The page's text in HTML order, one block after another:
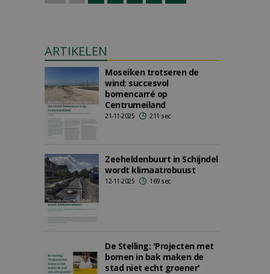
ARTIKELEN
Moseiken trotseren de
wind: succesvol
bomencarré op
Centrumeiland
21-11-2025 211 sec
Zeeheldenbuurt in Schijndel
wordt klimaatrobuust
12-11-2025 169 sec
De Stelling: 'Projecten met
bomen in bak maken de
stad niet echt groener'